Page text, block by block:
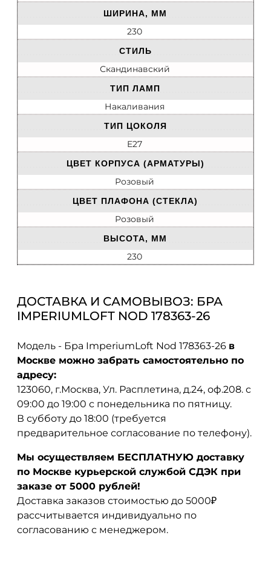
ШИРИНА, ММ
230
СТИЛЬ
Скандинавский
ТИП ЛАМП
Накаливания
ТИП ЦОКОЛЯ
E27
ЦВЕТ КОРПУСА (АРМАТУРЫ)
Розовый
ЦВЕТ ПЛАФОНА (СТЕКЛА)
Розовый
ВЫСОТА, ММ
230
ДОСТАВКА И САМОВЫВОЗ: БРА
IMPERIUMLOFT NOD 178363-26
Модель - Бра ImperiumLoft Nod 178363-26 в
Москве можно забрать самостоятельно по
адресу:
123060, г.Москва, Ул. Расплетина, д.24, оф.208. с
09:00 до 19:00 с понедельника по пятницу.
В субботу до 18:00 (требуется
предварительное согласование по телефону).
Мы осуществляем БЕСПЛАТНУЮ доставку
по Москве курьерской службой СДЭК при
заказе от 5000 рублей!
Доставка заказов стоимостью до 5000₽
рассчитывается индивидуально по
согласованию с менеджером.